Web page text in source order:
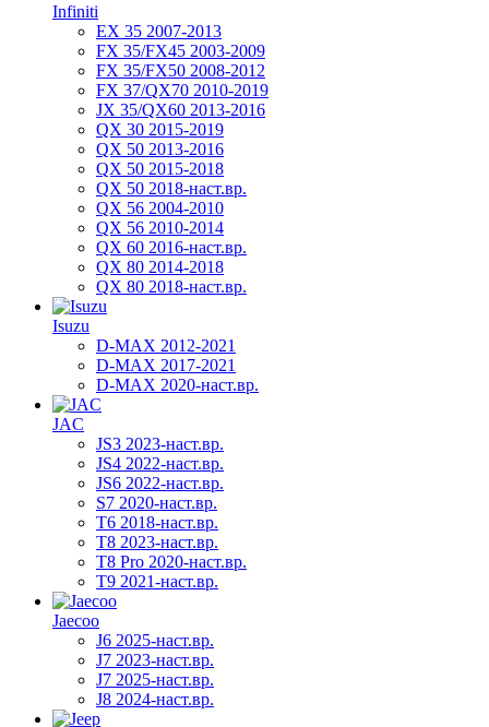
Infiniti
EX 35 2007-2013
FX 35/FX45 2003-2009
FX 35/FX50 2008-2012
FX 37/QX70 2010-2019
JX 35/QX60 2013-2016
QX 30 2015-2019
QX 50 2013-2016
QX 50 2015-2018
QX 50 2018-наст.вр.
QX 56 2004-2010
QX 56 2010-2014
QX 60 2016-наст.вр.
QX 80 2014-2018
QX 80 2018-наст.вр.
Isuzu
D-MAX 2012-2021
D-MAX 2017-2021
D-MAX 2020-наст.вр.
JAC
JS3 2023-наст.вр.
JS4 2022-наст.вр.
JS6 2022-наст.вр.
S7 2020-наст.вр.
T6 2018-наст.вр.
T8 2023-наст.вр.
T8 Pro 2020-наст.вр.
T9 2021-наст.вр.
Jaecoo
J6 2025-наст.вр.
J7 2023-наст.вр.
J7 2025-наст.вр.
J8 2024-наст.вр.